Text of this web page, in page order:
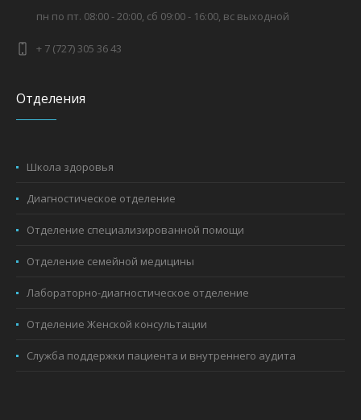
пн по пт. 08:00 - 20:00, сб 09:00 - 16:00, вс выходной
+ 7 (727) 305 36 43
Отделения
Школа здоровья
Диагностическое отделение
Отделение специализированной помощи
Отделение семейной медицины
Лабораторно-диагностическое отделение
Отделение Женской консультации
Служба поддержки пациента и внутреннего аудита